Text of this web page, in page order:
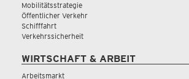
Mobilitätsstrategie
Öffentlicher Verkehr
Schifffahrt
Verkehrssicherheit
WIRTSCHAFT & ARBEIT
Arbeitsmarkt